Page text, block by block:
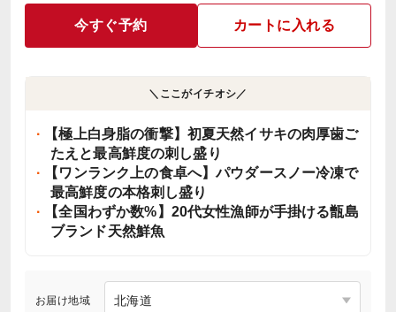
今すぐ予約 カートに入れる
＼ここがイチオシ／
【極上白身脂の衝撃】初夏天然イサキの肉厚歯ご
たえと最高鮮度の刺し盛り
【ワンランク上の食卓へ】パウダースノー冷凍で
最高鮮度の本格刺し盛り
【全国わずか数%】20代女性漁師が手掛ける甑島
ブランド天然鮮魚
お届け地域